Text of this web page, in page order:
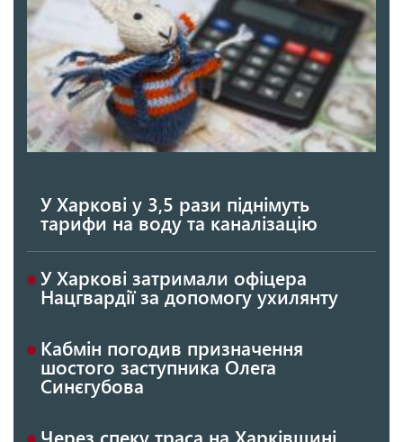
У Харкові у 3,5 рази піднімуть
тарифи на воду та каналізацію
У Харкові затримали офіцера
Нацгвардії за допомогу ухилянту
Кабмін погодив призначення
шостого заступника Олега
Синєгубова
Через спеку траса на Харківщині